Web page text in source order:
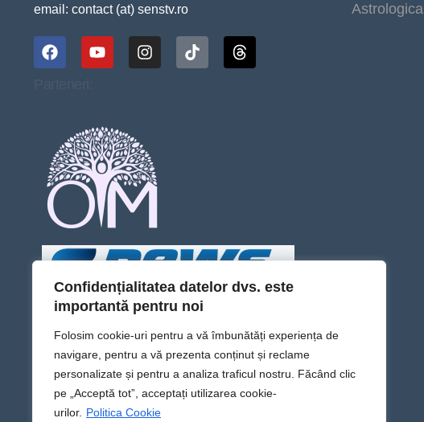
Confidențialitatea datelor dvs. este
importantă pentru noi
Folosim cookie-uri pentru a vă îmbunătăți experiența de
navigare, pentru a vă prezenta conținut și reclame
personalizate și pentru a analiza traficul nostru. Făcând clic
pe „Acceptă tot”, acceptați utilizarea cookie-
urilor. Politica Cookie
email: contact (at) senstv.ro
Astrologica